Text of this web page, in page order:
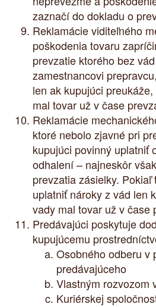
zaznačí do dokladu o
Reklamácie viditeľného
poškodenia tovaru
prevzatie ktorého bez
zamestnancovi
len ak kupujúci
mal tovar už v čase
Reklamácie
ktoré nebolo zjavné pri
kupujúci povinný uplatniť
odhalení – najneskôr
prevzatia zásielky.
uplatniť nároky z vád len
vady mal tovar už v čase
Predávajúci poskytuje
kupujúcemu
Osobného odberu v
predávajúceho
Vlastným rozvozom
Kuriérskej